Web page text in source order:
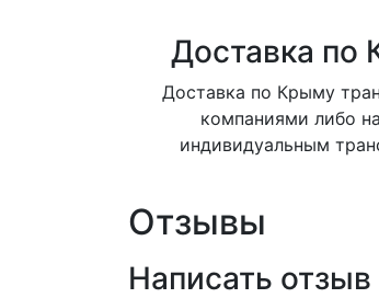
Доставка по
Доставка по Крыму
компаниями либо
индивидуальным
Отзывы
Написать отзыв